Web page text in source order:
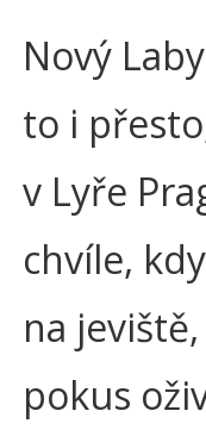
Nový
to i
v Lyře
chvíle,
na
pokus